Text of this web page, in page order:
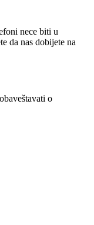
nece biti u
da nas dobijete na
o